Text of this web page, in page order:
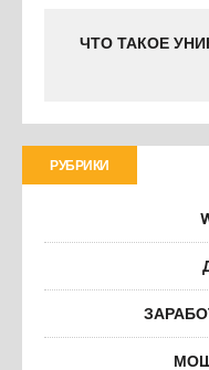
ЧТО ТАКОЕ
РУБРИКИ